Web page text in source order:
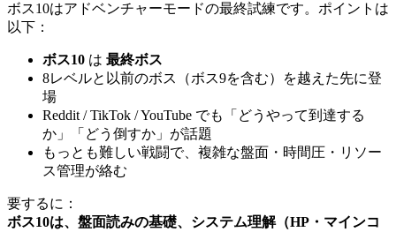
ボス10はアドベンチャーモードの最終試練です。ポイントは
以下：
ボス10 は 最終ボス
8レベルと以前のボス（ボス9を含む）を越えた先に登
場
Reddit / TikTok / YouTube でも「どうやって到達する
か」「どう倒すか」が話題
もっとも難しい戦闘で、複雑な盤面・時間圧・リソー
ス管理が絡む
要するに：
ボス10は、盤面読みの基礎、システム理解（HP・マインコ